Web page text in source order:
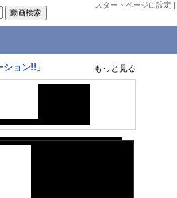
スタートページに設定 |
ョン!!」 もっと見る